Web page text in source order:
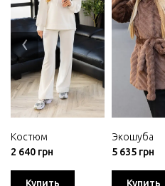
Костюм
2 640 грн
Купить
Экошуба
5 635 грн
Купить
‹